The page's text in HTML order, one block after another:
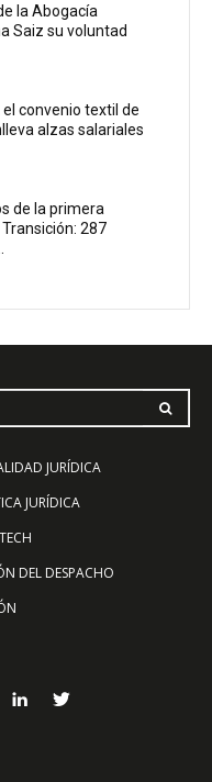
la Abogacía
Saiz su voluntad
el convenio textil de
alzas salariales
de la primera
287
JURÍDICA
JURÍDICA
DEL DESPACHO